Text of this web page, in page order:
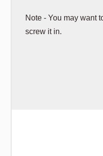
Note - You may want
screw it in.